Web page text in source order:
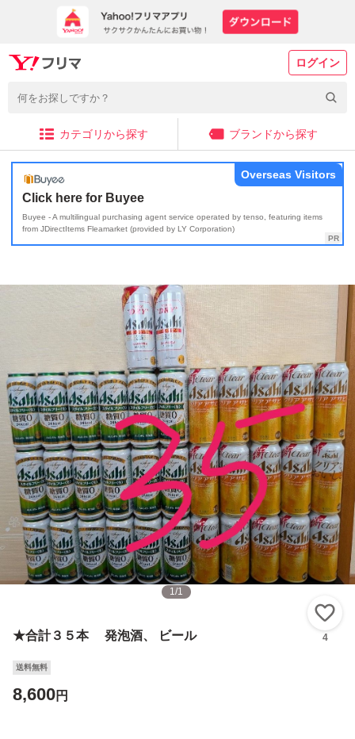
ログイン
カテゴリから探す ブランドから探す
Click here for Buyee
Buyee - A multilingual purchasing agent service operated by tenso, featuring items
from JDirectItems Fleamarket (provided by LY Corporation)
Overseas Visitors
1/1
★合計３５本 発泡酒、 ビール 4
送料無料
8,600円